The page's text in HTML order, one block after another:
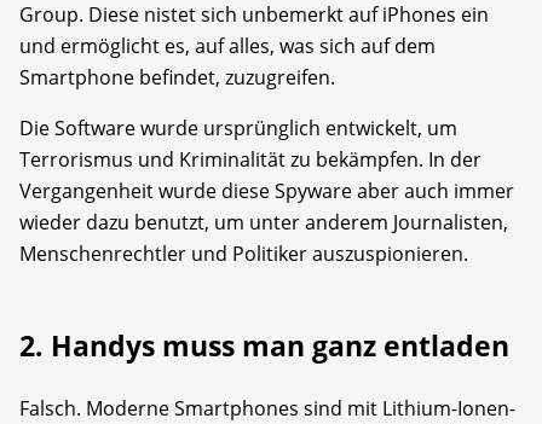
Group. Diese nistet sich unbemerkt auf iPhones ein
und ermöglicht es, auf alles, was sich auf dem
Smartphone befindet, zuzugreifen.
Die Software wurde ursprünglich entwickelt, um
Terrorismus und Kriminalität zu bekämpfen. In der
Vergangenheit wurde diese Spyware aber auch immer
wieder dazu benutzt, um unter anderem Journalisten,
Menschenrechtler und Politiker auszuspionieren.
2. Handys muss man ganz entladen
Falsch. Moderne Smartphones sind mit Lithium-Ionen-